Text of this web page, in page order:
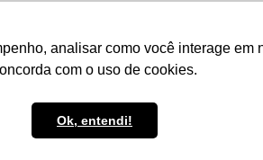
analisar como você interage
com o uso de cookies.
Ok, entendi!